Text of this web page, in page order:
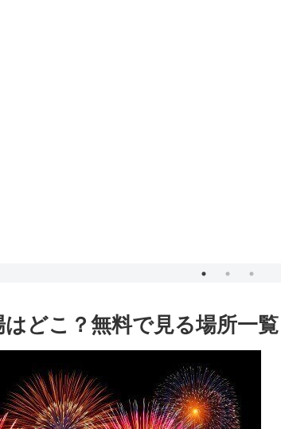
どこ？無料で見る場所一覧